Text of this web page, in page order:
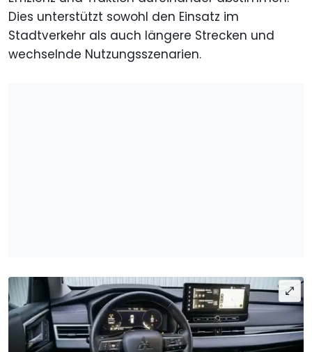
Dies unterstützt sowohl den Einsatz im
Stadtverkehr als auch längere Strecken und
wechselnde Nutzungsszenarien.